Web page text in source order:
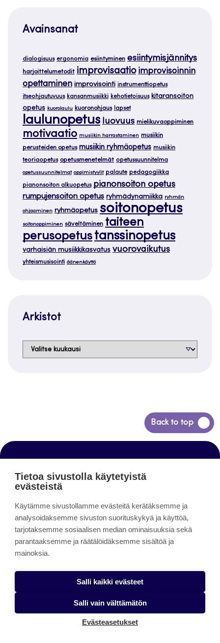
Avainsanat
dialogisuus ergonomia esiintyminen esiintymisjännitys
harjoittelumetodit improvisaatio improvisoinnin
opettaminen improvisointi instrumenttiopetus
itseohjautuvuus kansanmusiikki kehotietoisuus kitaransoiton
opetus kuorolaulu kuoronohjaus lapset
laulunopetus luovuus mielikuvaoppiminen
motivaatio musiikin harrastaminen musiikin
perusteiden opetus musiikin ryhmäopetus musiikin
teoriaopetus opetusmenetelmät opetussuunnitelma
opetussuunnitelmat oppimistyylit palaute pedagogiikka
pianonsoiton alkuopetus pianonsoiton opetus
rumpujensoiton opetus ryhmädynamiikka ryhmän
ohjaaminen ryhmäopetus soitonopetus
soitonoppiminen säveltäminen taiteen
perusopetus tanssinopetus
varhaisiän musiikkikasvatus vuorovaikutus
yhteismusisointi äänenkäyttö
Arkistot
Arkistot
Back to top
Siirry
takaisin
alkuun
Avoimet oppimateriaalit
Blogit
InstagramLinkedInYoutubeTwitter
Tietoa sivustolla käytetyistä
evästeistä
Käytämme sivustollamme evästeitä kerätäksemme ja
analysoidaksemme sivuston suorituskykyä ja käyttöä,
tarjotaksemme sosiaalisen median ominaisuuksia sekä
parantaaksemme ja räätälöidäksemme sisältöä ja
mainoksia.
Salli kaikki evästeet
Salli vain välttämätön
Evästeasetukset